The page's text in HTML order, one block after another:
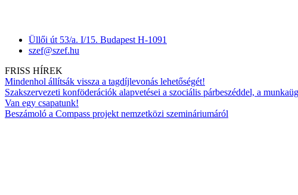
Üllői út 53/a. I/15. Budapest H-1091
szef@szef.hu
FRISS HÍREK
Mindenhol állítsák vissza a tagdíjlevonás lehetőségét!
Szakszervezeti konföderációk alapvetései a szociális párbeszéddel, a
Van egy csapatunk!
Beszámoló a Compass projekt nemzetközi szemináriumáról